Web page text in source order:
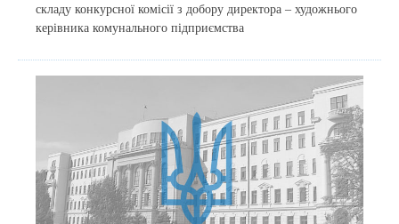
складу конкурсної комісії з добору директора – художнього
керівника комунального підприємства